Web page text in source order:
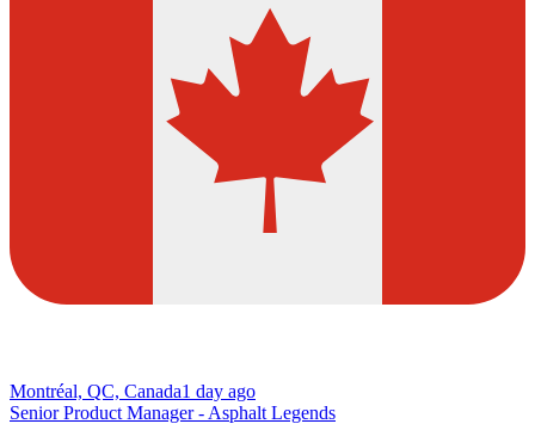
Montréal, QC, Canada1 day ago
Senior Product Manager - Asphalt Legends